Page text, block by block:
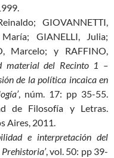
GIOVANNETTI,
GIANELLI, Julia;
Marcelo; y RAFFINO,
material del Recinto 1 –
de la política incaica en
, núm. 17: pp 35-55.
de Filosofía y Letras.
Aires, 2011.
e interpretación del
, vol. 50: pp 39-